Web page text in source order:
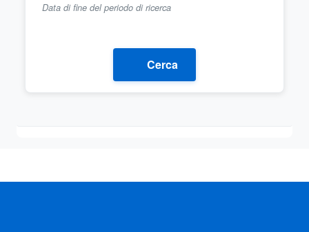
Data di fine del periodo di ricerca
Cerca